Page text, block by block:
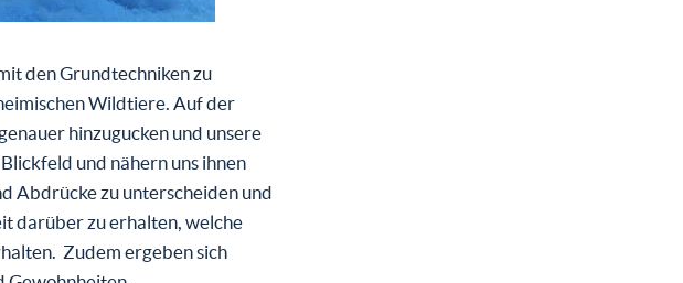
den Grundtechniken zu
Wildtiere. Auf der
hinzugucken und unsere
und nähern uns ihnen
Abdrücke zu unterscheiden und
darüber zu erhalten, welche
Zudem ergeben sich